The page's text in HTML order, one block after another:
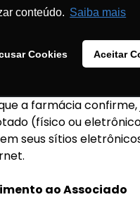
conteúdo. Saiba mais
Cookies Aceitar
orientações para o
específicas de cada
sanitárias e de
a farmácia
(físico ou
seus sítios
ao Associado